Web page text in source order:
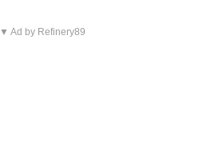
▼ Ad by Refinery89